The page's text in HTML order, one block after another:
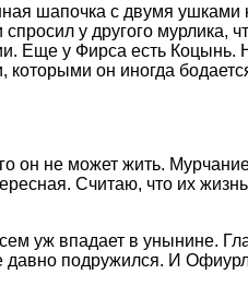
шапочка с двумя
у другого мурлика,
Еще у Фирса есть
он иногда
он не может жить.
Считаю, что их
уж впадает в унынине.
подружился. И